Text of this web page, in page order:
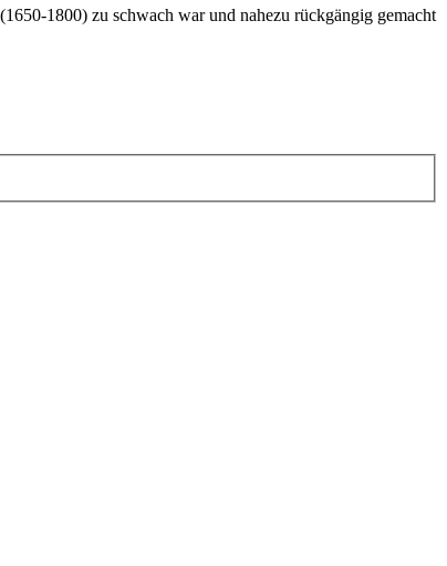
1800) zu schwach war und nahezu rückgängig gemacht